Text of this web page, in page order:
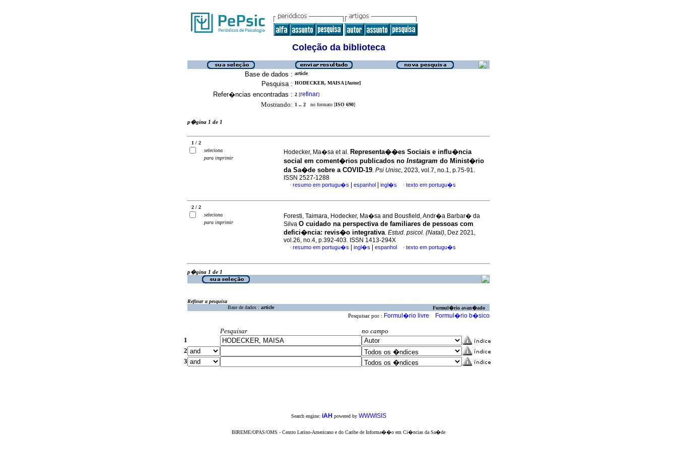
Coleção da biblioteca
Base de dados : article
Pesquisa : HODECKER, MAISA [Autor]
Refer�ncias encontradas : 2 [refinar]
Mostrando: 1 .. 2 no formato [ISO 690]
p�gina 1 de 1
1 / 2
seleciona
para imprimir
Hodecker, Ma�sa et al. Representa��es Sociais e influ�ncia
social em coment�rios publicados no Instagram do Minist�rio
da Sa�de sobre a COVID-19. Psi Unisc, 2023, vol.7, no.1, p.75-91.
ISSN 2527-1288
· resumo em portugu�s espanhol ingl�s · texto em portugu�s
2 / 2
seleciona
para imprimir
Foresti, Taimara, Hodecker, Ma�sa and Bousfield, Andr�a Barbar� da
Silva O cuidado na perspectiva de familiares de pessoas com
defici�ncia: revis�o integrativa. Estud. psicol. (Natal), Dez 2021,
vol.26, no.4, p.392-403. ISSN 1413-294X
· resumo em portugu�s ingl�s espanhol · texto em portugu�s
p�gina 1 de 1
Refinar a pesquisa
Base de dados : article Formul�rio avan�ado
Pesquisar por : Formul�rio livre Formul�rio b�sico
Pesquisar
no campo
1
2
3
Search engine: iAH powered by WWWISIS
BIREME/OPAS/OMS - Centro Latino-Americano e do Caribe de Informa��o em Ci�ncias da Sa�de